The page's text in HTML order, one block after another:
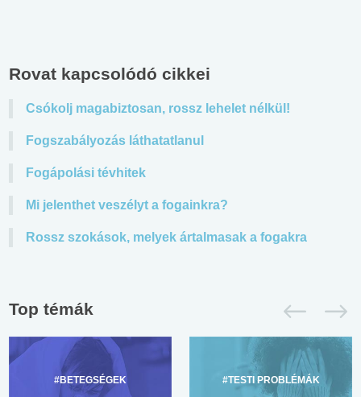
Rovat kapcsolódó cikkei
Csókolj magabiztosan, rossz lehelet nélkül!
Fogszabályozás láthatatlanul
Fogápolási tévhitek
Mi jelenthet veszélyt a fogainkra?
Rossz szokások, melyek ártalmasak a fogakra
Top témák
#BETEGSÉGEK #TESTI PROBLÉMÁK